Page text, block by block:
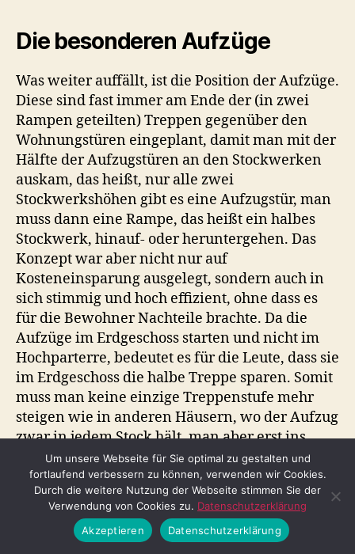
Die besonderen Aufzüge
Was weiter auffällt, ist die Position der Aufzüge.
Diese sind fast immer am Ende der (in zwei
Rampen geteilten) Treppen gegenüber den
Wohnungstüren eingeplant, damit man mit der
Hälfte der Aufzugstüren an den Stockwerken
auskam, das heißt, nur alle zwei
Stockwerkshöhen gibt es eine Aufzugstür, man
muss dann eine Rampe, das heißt ein halbes
Stockwerk, hinauf- oder heruntergehen. Das
Konzept war aber nicht nur auf
Kosteneinsparung ausgelegt, sondern auch in
sich stimmig und hoch effizient, ohne dass es
für die Bewohner Nachteile brachte. Da die
Aufzüge im Erdgeschoss starten und nicht im
Hochparterre, bedeutet es für die Leute, dass sie
im Erdgeschoss die halbe Treppe sparen. Somit
muss man keine einzige Treppenstufe mehr
steigen wie in anderen Häusern, wo der Aufzug
zwar in jedem Stock hält, man aber erst ins
Hochparterre raufsteigen muss. Auch ersparte
man sich Fahrstuhlschächte, die deutlich höher
als das Haus selbst waren, wodurch man
eventuell nur so unter der erlaubten 25-Meter-
Grenze blieb. Augenscheinlich konnte man nur
Um unsere Webseite für Sie optimal zu gestalten und
fortlaufend verbessern zu können, verwenden wir Cookies.
Durch die weitere Nutzung der Webseite stimmen Sie der
Verwendung von Cookies zu. Datenschutzerklärung
Akzeptieren
Datenschutzerklärung